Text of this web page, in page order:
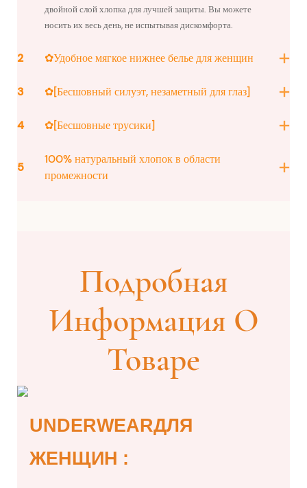
двойной слой хлопка для лучшей защиты. Вы можете
носить их весь день, не испытывая дискомфорта.
2 ✿Удобное мягкое нижнее белье для женщин
3 ✿[Бесшовный силуэт, незаметный для глаз]
4 ✿[Бесшовные трусики]
5
100% натуральный хлопок в области
промежности
Подробная
Информация О
Товаре
UNDERWEARДЛЯ
ЖЕНЩИН :